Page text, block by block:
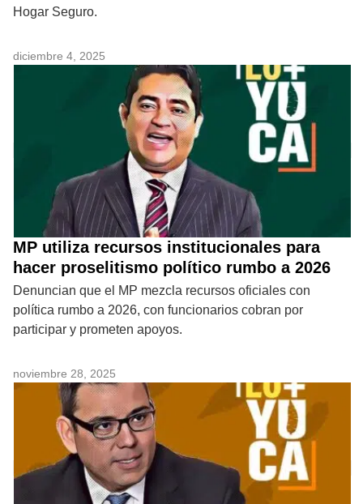
Hogar Seguro.
diciembre 4, 2025
MP utiliza recursos institucionales para
hacer proselitismo político rumbo a 2026
Denuncian que el MP mezcla recursos oficiales con
política rumbo a 2026, con funcionarios cobran por
participar y prometen apoyos.
noviembre 28, 2025